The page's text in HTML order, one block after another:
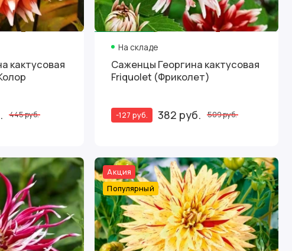
кактусовая
445 руб.
На складе
Саженцы Георгина кактусовая
Friquolet (Фриколет)
-127 руб. 382 руб. 509 руб.
Акция
Популярный